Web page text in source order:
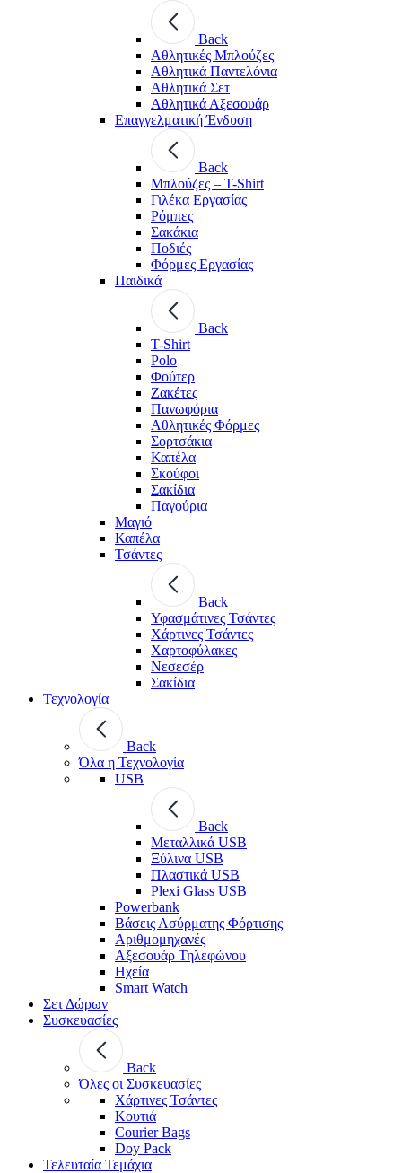
Back
Aθλητικές Μπλούζες
Αθλητικά Παντελόνια
Αθλητικά Σετ
Αθλητικά Αξεσουάρ
Επαγγελματική Ένδυση
Back
Μπλούζες – T-Shirt
Γιλέκα Εργασίας
Ρόμπες
Σακάκια
Ποδιές
Φόρμες Εργασίας
Παιδικά
Back
T-Shirt
Polo
Φούτερ
Ζακέτες
Πανωφόρια
Αθλητικές Φόρμες
Σορτσάκια
Καπέλα
Σκούφοι
Σακίδια
Παγούρια
Μαγιό
Καπέλα
Τσάντες
Back
Υφασμάτινες Τσάντες
Χάρτινες Τσάντες
Χαρτοφύλακες
Νεσεσέρ
Σακίδια
Τεχνολογία
Back
Όλα η Τεχνολογία
USB
Back
Μεταλλικά USB
Ξύλινα USB
Πλαστικά USB
Plexi Glass USB
Powerbank
Βάσεις Ασύρματης Φόρτισης
Αριθμομηχανές
Αξεσουάρ Τηλεφώνου
Ηχεία
Smart Watch
Σετ Δώρων
Συσκευασίες
Back
Όλες οι Συσκευασίες
Χάρτινες Τσάντες
Κουτιά
Courier Bags
Doy Pack
Τελευταία Τεμάχια